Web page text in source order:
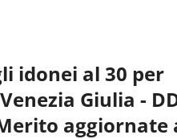
idonei al 30 per
Giulia -
aggiornate